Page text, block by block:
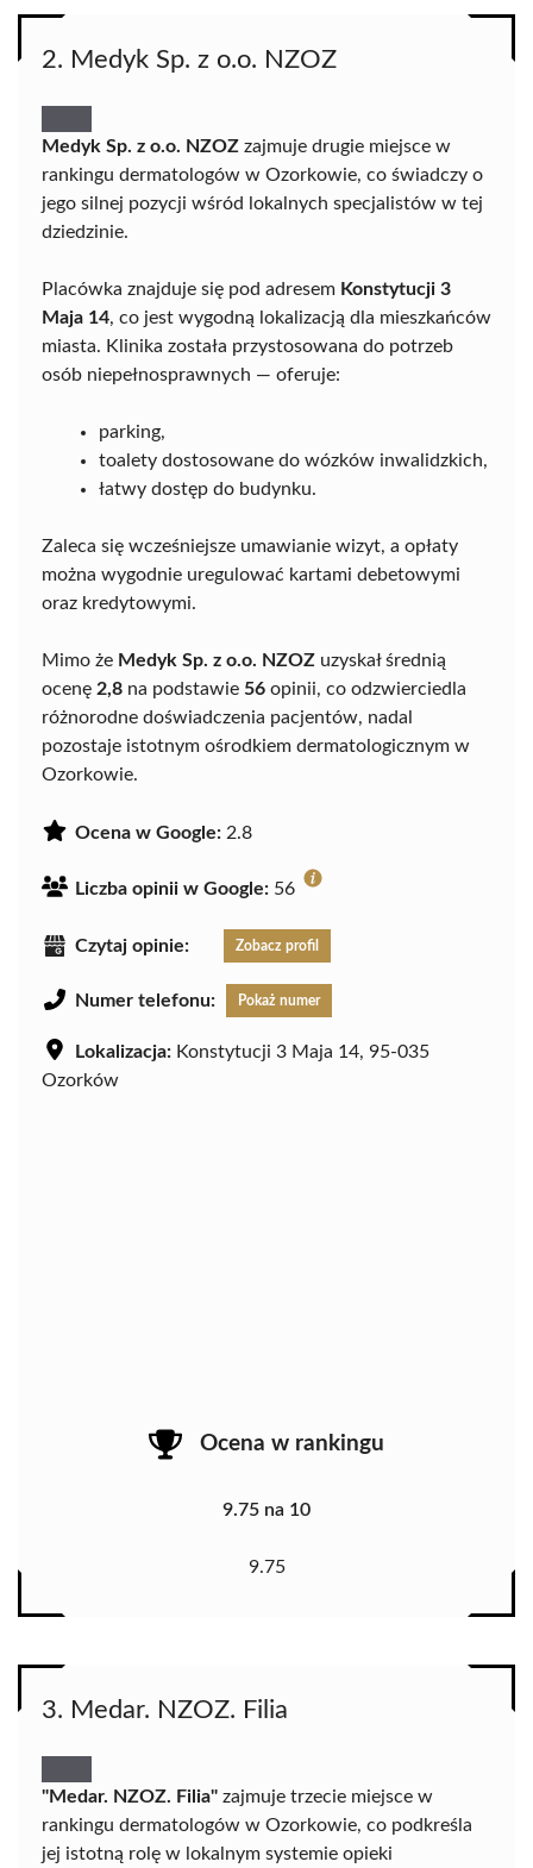
2. Medyk Sp. z o.o. NZOZ
Medyk Sp. z o.o. NZOZ zajmuje drugie miejsce w
rankingu dermatologów w Ozorkowie, co świadczy o
jego silnej pozycji wśród lokalnych specjalistów w tej
dziedzinie.
Placówka znajduje się pod adresem Konstytucji 3
Maja 14, co jest wygodną lokalizacją dla mieszkańców
miasta. Klinika została przystosowana do potrzeb
osób niepełnosprawnych — oferuje:
parking,
toalety dostosowane do wózków inwalidzkich,
łatwy dostęp do budynku.
Zaleca się wcześniejsze umawianie wizyt, a opłaty
można wygodnie uregulować kartami debetowymi
oraz kredytowymi.
Mimo że Medyk Sp. z o.o. NZOZ uzyskał średnią
ocenę 2,8 na podstawie 56 opinii, co odzwierciedla
różnorodne doświadczenia pacjentów, nadal
pozostaje istotnym ośrodkiem dermatologicznym w
Ozorkowie.
Ocena w Google: 2.8
Liczba opinii w Google: 56
Czytaj opinie: Zobacz profil
Numer telefonu: Pokaż numer
Lokalizacja: Konstytucji 3 Maja 14, 95-035
Ozorków
Ocena w rankingu
9.75 na 10
9.75
3. Medar. NZOZ. Filia
"Medar. NZOZ. Filia" zajmuje trzecie miejsce w
rankingu dermatologów w Ozorkowie, co podkreśla
jej istotną rolę w lokalnym systemie opieki